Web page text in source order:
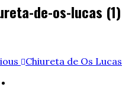
de-os-lucas (1)
Chiureta de Os Lucas